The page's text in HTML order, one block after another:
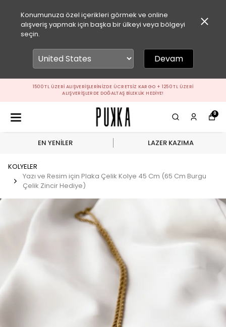
Konumunuza özel içerikleri görmek ve online
alışveriş yapmak için başka bir ülkeyi veya bölgeyi
seçin.
Devam
1500 TL ÜZERI ALIŞVERIŞLERINIZDE ÜCRETSIZ KARGO + 1250 TL
ALIŞVERIŞLERDE DOĞALTAŞ BILEKLIK HEDIYE!
0
EN YENİLER LAZER KAZIMA
KOLYELER
Yazı ve Resim için Plaka Çelik Kolye 45 Cm (65 Cm Burgu
Çelik Zincir Hediye)